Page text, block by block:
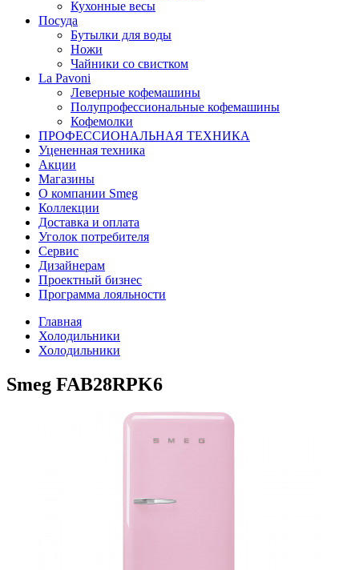
Кухонные весы
Посуда
Бутылки для воды
Ножи
Чайники со свистком
La Pavoni
Леверные кофемашины
Полупрофессиональные кофемашины
Кофемолки
ПРОФЕССИОНАЛЬНАЯ ТЕХНИКА
Уцененная техника
Акции
Магазины
О компании Smeg
Коллекции
Доставка и оплата
Уголок потребителя
Сервис
Дизайнерам
Проектный бизнес
Программа лояльности
Главная
Холодильники
Холодильники
Smeg FAB28RPK6